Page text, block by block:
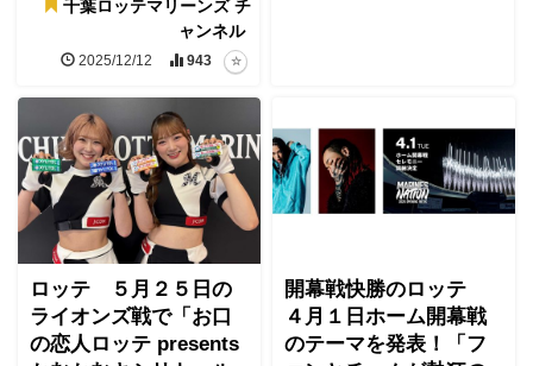
千葉ロッテマリーンズ チ
ャンネル
2025/12/12 943
ロッテ ５月２５日の
ライオンズ戦で「お口
の恋人ロッテ presents
開幕戦快勝のロッテ
４月１日ホーム開幕戦
のテーマを発表！「フ